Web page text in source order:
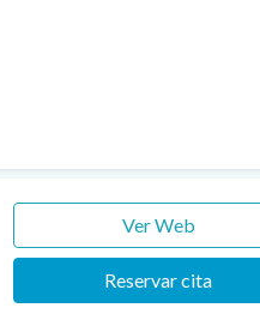
Ver Web
Reservar cita